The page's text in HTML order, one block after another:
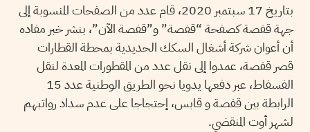
بتاريخ 17 سبتمبر 2020، قام عدد من الصفحات المنسوبة إلى
جهة قفصة كصفحة “قفصة” و”قفصة الآن”، بنشر خبر مفاده
أن أعوان شركة أشغال السكك الحديدية بمحطة القطارات
قصر قفصة، عمدوا إلى نقل عدد من المقطورات المعدة لنقل
الفسفاط، عبر دفعها يدويا نحو الطريق الوطنية عدد 15
الرابطة بين قفصة و قابس، إحتجاجا على عدم سداد رواتبهم
لشهر أوت المنقضي.